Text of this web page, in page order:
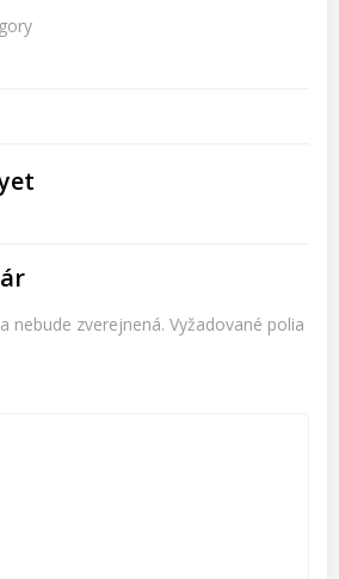
nebude zverejnená. Vyžadované polia